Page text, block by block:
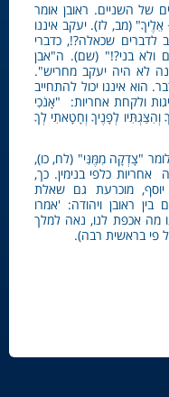
של השניים. ראובן אומר
(מב, לז). יעקב איננו
לדברים שכאלה?!, כדברי
ולא בני?!" (שם). ה"אבן
לא היה יעקב מחריש".
הוא איננו יכול להתחייב
ולקחת אחריות: "אָנֹכִי
לְפָנֶיךָ וְחָטָאתִי לְךָ
"צָדְקָה מִמֶּנִּי" (לח, כו),
כלפי בנימין. כך,
מוכרעת גם שאלת
בין ראובן ויהודה: 'אמרו
מה אכפת לנו, נאה למלך
פי בראשית רבה).